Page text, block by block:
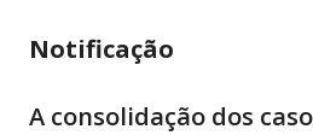
Notificação
A consolidação dos